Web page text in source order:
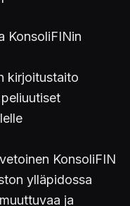
KonsoliFINin
kirjoitustaito
KonsoliFIN
ylläpidossa
ja